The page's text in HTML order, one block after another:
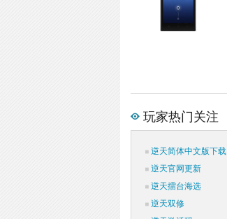
玩家热门关注
逆天简体中文版下载
逆天官网更新
逆天擂台海选
逆天双修